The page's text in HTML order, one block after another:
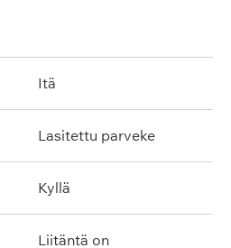
itä
lasitettu parveke
kyllä
liitäntä on